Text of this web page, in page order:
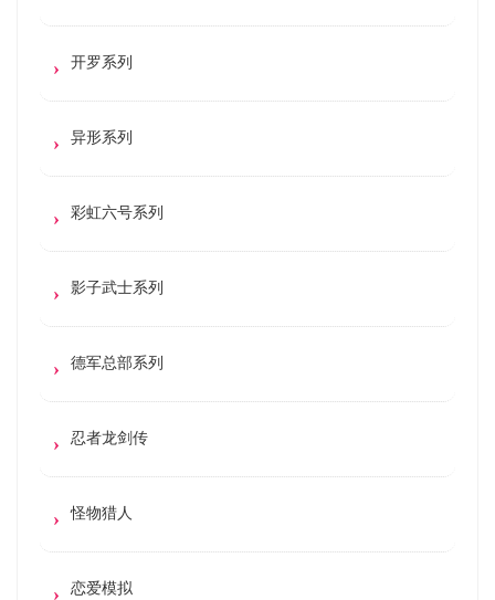
开罗系列
异形系列
彩虹六号系列
影子武士系列
德军总部系列
忍者龙剑传
怪物猎人
恋爱模拟